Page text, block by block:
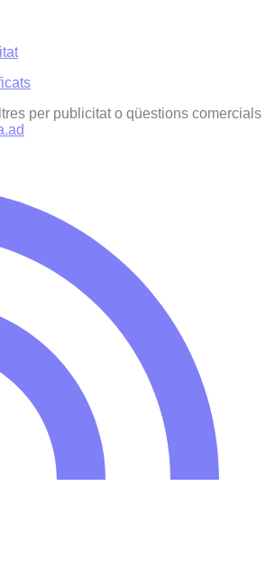
per publicitat o qüestions comercials